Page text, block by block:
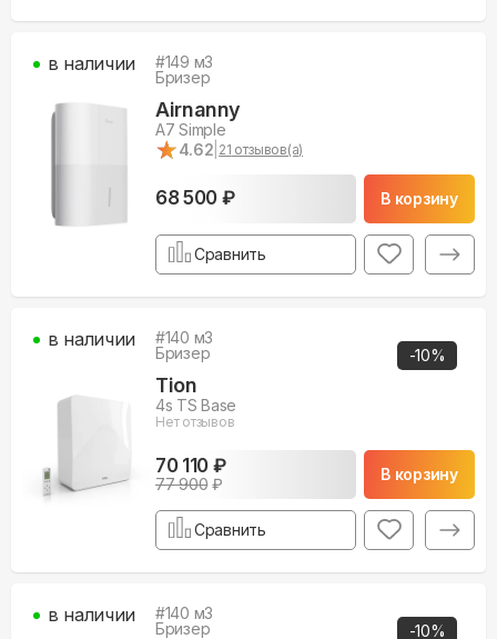
#149 м3
Бризер
Airnanny
A7 Simple
★
★4.62 21 отзывов(а)
68 500 ₽ В корзину
в наличии
Сравнить
-10%
#140 м3
Бризер
Tion
4s TS Base
Нет отзывов
70 110 ₽
77 900₽
В корзину
в наличии
Сравнить
-10%
#140 м3
Бризер
в наличии